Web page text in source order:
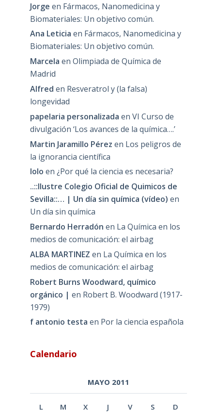
Jorge en Fármacos, Nanomedicina y
Biomateriales: Un objetivo común.
Ana Leticia en Fármacos, Nanomedicina y
Biomateriales: Un objetivo común.
Marcela en Olimpiada de Química de
Madrid
Alfred en Resveratrol y (la falsa)
longevidad
papelaria personalizada en VI Curso de
divulgación ‘Los avances de la química….’
Martin Jaramillo Pérez en Los peligros de
la ignorancia científica
lolo en ¿Por qué la ciencia es necesaria?
..::Ilustre Colegio Oficial de Quimicos de
Sevilla::… | Un día sin química (vídeo) en
Un día sin química
Bernardo Herradón en La Química en los
medios de comunicación: el airbag
ALBA MARTINEZ en La Química en los
medios de comunicación: el airbag
Robert Burns Woodward, químico
orgánico | en Robert B. Woodward (1917-
1979)
f antonio testa en Por la ciencia española
Calendario
MAYO 2011
L M X J V S D